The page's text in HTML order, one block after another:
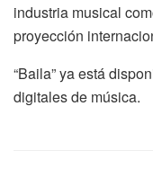
industria musical
proyección
“Baila” ya está
digitales de música.